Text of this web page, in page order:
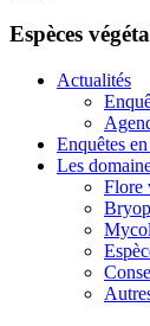
Espèces
Actualités
Enquêtes
Les
Flore